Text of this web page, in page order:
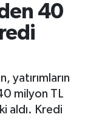
40
yatırımların
milyon TL
aldı. Kredi